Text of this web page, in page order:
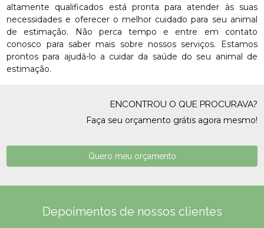
altamente qualificados está pronta para atender às suas
necessidades e oferecer o melhor cuidado para seu animal
de estimação. Não perca tempo e entre em contato
conosco para saber mais sobre nossos serviços. Estamos
prontos para ajudá-lo a cuidar da saúde do seu animal de
estimação.
ENCONTROU O QUE PROCURAVA?
Faça seu orçamento grátis agora mesmo!
Quero meu orçamento
Depoimentos de nossos clientes